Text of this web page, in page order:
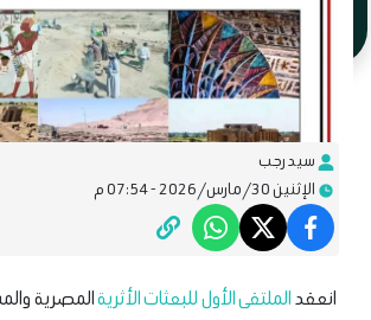
سيد رجب
الإثنين 30/مارس/2026 - 07:54 م
انعقدالملتقى الأول للبعثات الأثريةالمصرية